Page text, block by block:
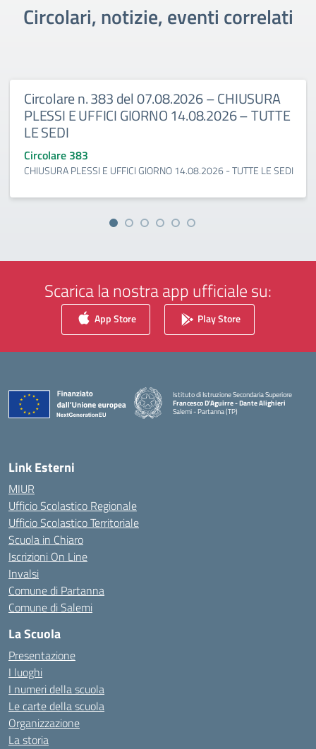
Circolari, notizie, eventi correlati
Circolare n. 383 del 07.08.2026 – CHIUSURA
PLESSI E UFFICI GIORNO 14.08.2026 – TUTTE
LE SEDI
Circolare 383
CHIUSURA PLESSI E UFFICI GIORNO 14.08.2026 - TUTTE LE SEDI
Scarica la nostra app ufficiale su:
App Store Play Store
Istituto di Istruzione Secondaria Superiore
Francesco D'Aguirre - Dante Alighieri
Salemi - Partanna (TP)
Link Esterni
MIUR
Ufficio Scolastico Regionale
Ufficio Scolastico Territoriale
Scuola in Chiaro
Iscrizioni On Line
Invalsi
Comune di Partanna
Comune di Salemi
La Scuola
Presentazione
I luoghi
I numeri della scuola
Le carte della scuola
Organizzazione
La storia